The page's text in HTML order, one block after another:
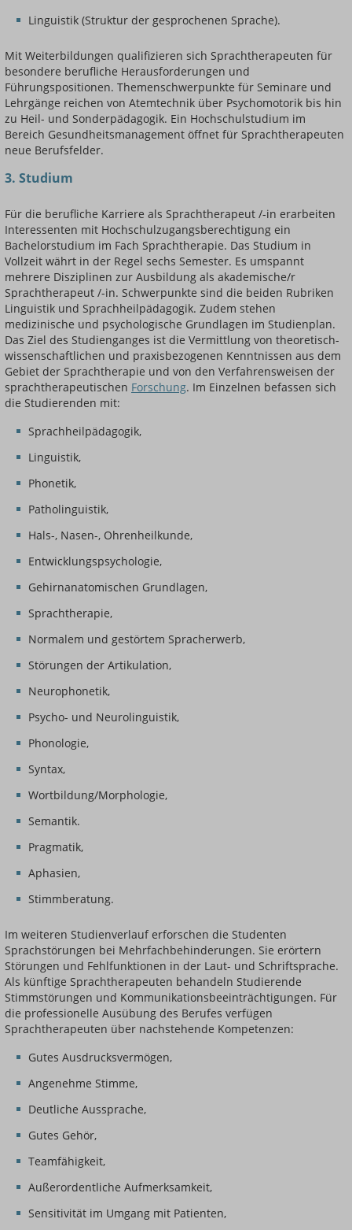
Linguistik (Struktur der gesprochenen Sprache).
Mit Weiterbildungen qualifizieren sich Sprachtherapeuten für
besondere berufliche Herausforderungen und
Führungspositionen. Themenschwerpunkte für Seminare und
Lehrgänge reichen von Atemtechnik über Psychomotorik bis hin
zu Heil- und Sonderpädagogik. Ein Hochschulstudium im
Bereich Gesundheitsmanagement öffnet für Sprachtherapeuten
neue Berufsfelder.
3. Studium
Für die berufliche Karriere als Sprachtherapeut /-in erarbeiten
Interessenten mit Hochschulzugangsberechtigung ein
Bachelorstudium im Fach Sprachtherapie. Das Studium in
Vollzeit währt in der Regel sechs Semester. Es umspannt
mehrere Disziplinen zur Ausbildung als akademische/r
Sprachtherapeut /-in. Schwerpunkte sind die beiden Rubriken
Linguistik und Sprachheilpädagogik. Zudem stehen
medizinische und psychologische Grundlagen im Studienplan.
Das Ziel des Studienganges ist die Vermittlung von theoretisch-
wissenschaftlichen und praxisbezogenen Kenntnissen aus dem
Gebiet der Sprachtherapie und von den Verfahrensweisen der
sprachtherapeutischen Forschung. Im Einzelnen befassen sich
die Studierenden mit:
Sprachheilpädagogik,
Linguistik,
Phonetik,
Patholinguistik,
Hals-, Nasen-, Ohrenheilkunde,
Entwicklungspsychologie,
Gehirnanatomischen Grundlagen,
Sprachtherapie,
Normalem und gestörtem Spracherwerb,
Störungen der Artikulation,
Neurophonetik,
Psycho- und Neurolinguistik,
Phonologie,
Syntax,
Wortbildung/Morphologie,
Semantik.
Pragmatik,
Aphasien,
Stimmberatung.
Im weiteren Studienverlauf erforschen die Studenten
Sprachstörungen bei Mehrfachbehinderungen. Sie erörtern
Störungen und Fehlfunktionen in der Laut- und Schriftsprache.
Als künftige Sprachtherapeuten behandeln Studierende
Stimmstörungen und Kommunikationsbeeinträchtigungen. Für
die professionelle Ausübung des Berufes verfügen
Sprachtherapeuten über nachstehende Kompetenzen:
Gutes Ausdrucksvermögen,
Angenehme Stimme,
Deutliche Aussprache,
Gutes Gehör,
Teamfähigkeit,
Außerordentliche Aufmerksamkeit,
Sensitivität im Umgang mit Patienten,